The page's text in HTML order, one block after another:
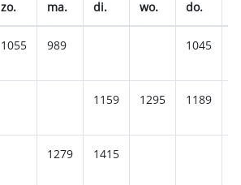
zo.
ma.
di.
wo.
do.
1055 989 1045
1159 1295 1189
1279 1415